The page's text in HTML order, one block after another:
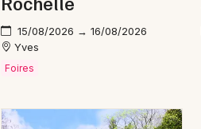
15/08/2026 → 16/08/2026
Yves
Foires